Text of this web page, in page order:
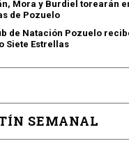
Mora y Burdiel torearán
de Pozuelo
de Natación Pozuelo
Siete Estrellas
SEMANAL